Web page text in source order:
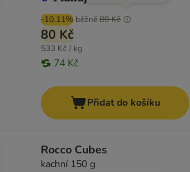
-10.11% běžně89 Kč
80 Kč
533 Kč / kg
74 Kč
Přidat do košíku
Rocco Cubes
kachní 150 g